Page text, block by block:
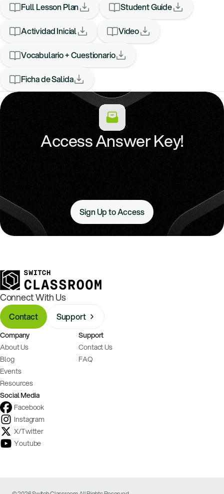
Full Lesson Plan Student Guide
Actividad Inicial Video
Vocabulario + Cuestionario
Ficha de Salida
Access Answer Key!
Sign Up to Access
Connect With Us
Contact Support
Company
About Us
Blog
Events
Resources
Support
Contact Us
FAQ
Social Media
Facebook
Instagram
X/Twitter
Youtube